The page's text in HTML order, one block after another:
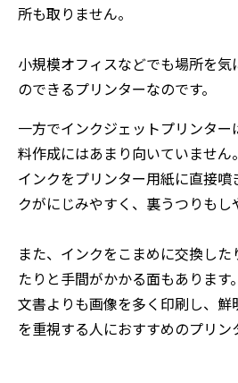
所も取りません。
小規模オフィスなどでも場所を気
のできるプリンターなのです。
一方でインクジェットプリンタ
料作成にはあまり向いていません。
インクをプリンター用紙に直接
クがにじみやすく、裏うつりもし
また、インクをこまめに交換し
たりと手間がかかる面もあります。
文書よりも画像を多く印刷し、鮮
を重視する人におすすめのプリン